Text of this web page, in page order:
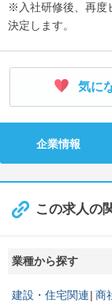
※入社研修後、再度
決定します。
気に
企業情報
この求人の
業種から探す
建設・住宅関連 商